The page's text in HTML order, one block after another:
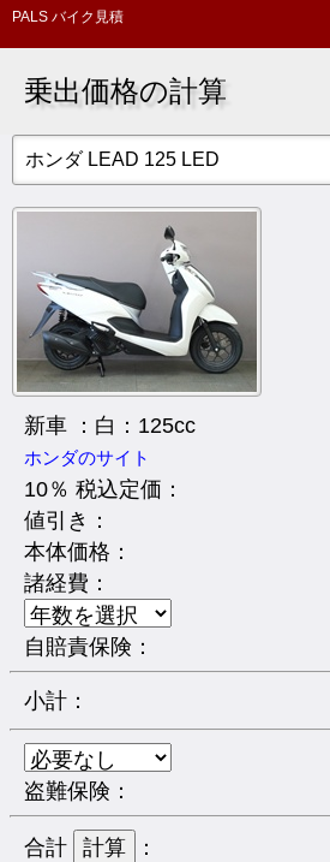
PALS バイク見積
乗出価格の計算
ホンダ LEAD 125 LED
新車 ：白：125cc
ホンダのサイト
10％ 税込定価：
値引き：
本体価格：
諸経費：
自賠責保険：
小計：
盗難保険：
合計 ：